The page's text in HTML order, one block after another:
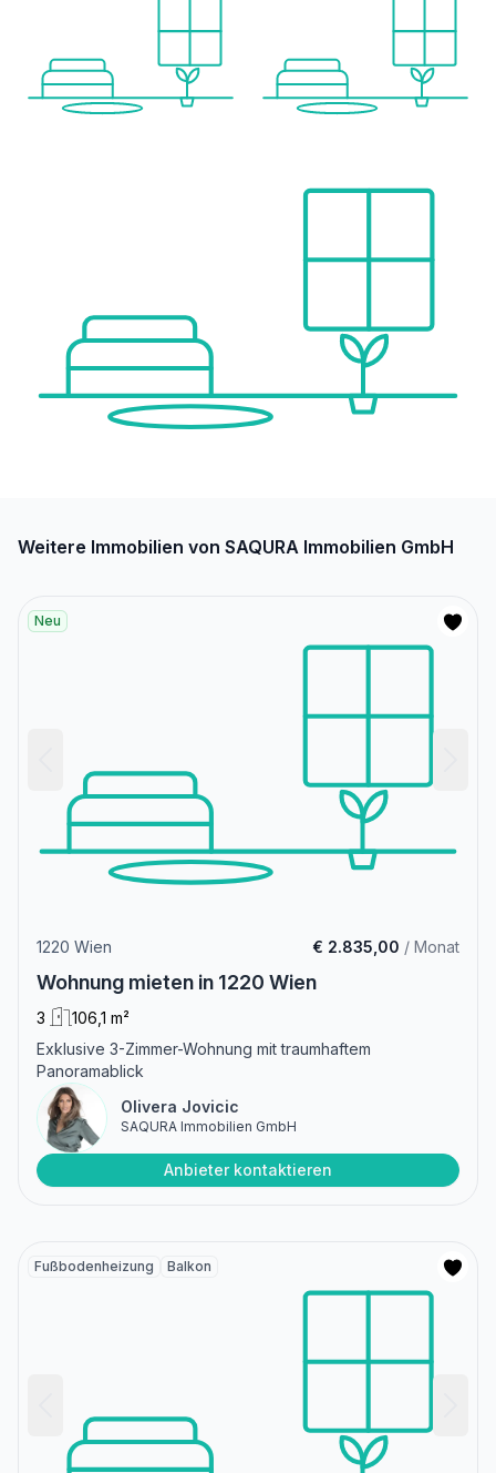
Weitere Immobilien von SAQURA Immobilien GmbH
Neu
1220 Wien € 2.835,00 / Monat
Wohnung mieten in 1220 Wien
3
106,1 m²
Exklusive 3-Zimmer-Wohnung mit traumhaftem
Panoramablick
Olivera Jovicic
SAQURA Immobilien GmbH
Anbieter kontaktieren
Fußbodenheizung Balkon